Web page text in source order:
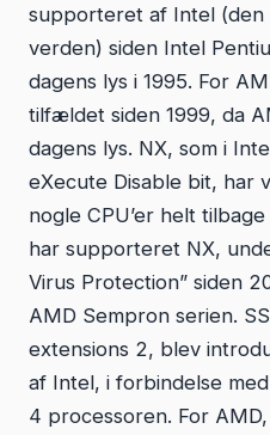
supporteret af Intel
verden) siden Intel
dagens lys i 1995. For
tilfældet siden 1999, da
dagens lys. NX, som i
eXecute Disable bit,
nogle CPU’er helt
har supporteret NX,
Virus Protection” siden
AMD Sempron serien.
extensions 2, blev
af Intel, i forbindelse
4 processoren. For